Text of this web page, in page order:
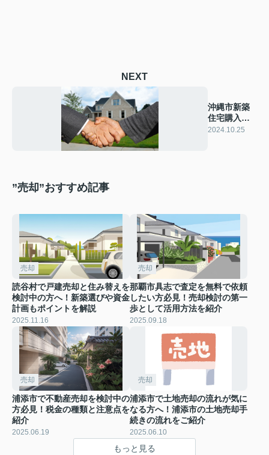
NEXT
沖縄市新築
住宅購入手
続き完全ガ
2024.10.25
”売却”おすすめ記事
売却
読谷村で戸建売却と住み替えを
検討中の方へ！新築選びや資金
計画もポイントを解説
2025.11.16
売却
那覇市具志で査定を無料で依頼
したい方必見！売却検討の第一
歩として活用方法を紹介
2025.09.18
売却
浦添市で不動産売却を検討中の
方必見！税金の種類と注意点を
紹介
2025.06.19
売却
浦添市で土地売却の流れが気に
なる方へ！浦添市の土地売却手
続きの流れをご紹介
2025.06.10
もっと見る